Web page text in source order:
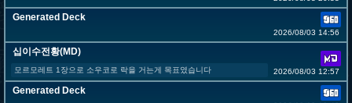
Generated Deck
2026/08/03 14:56
십이수전황(MD)
모르모레트 1장으로 소우코로 락을 거는게 목표였습니다 2026/08/03 12:57
Generated Deck